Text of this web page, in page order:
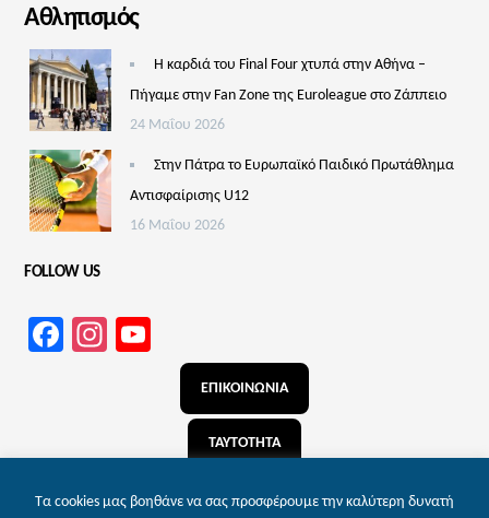
Αθλητισμός
Η καρδιά του Final Four χτυπά στην Αθήνα –
Πήγαμε στην Fan Zone της Euroleague στο Ζάππειο
24 Μαΐου 2026
Στην Πάτρα το Ευρωπαϊκό Παιδικό Πρωτάθλημα
Αντισφαίρισης U12
16 Μαΐου 2026
FOLLOW US
Facebook
Instagram
Channel
ΕΠΙΚΟΙΝΩΝΙΑ
ΤΑΥΤΟΤΗΤΑ
Τα cookies μας βοηθάνε να σας προσφέρουμε την καλύτερη δυνατή